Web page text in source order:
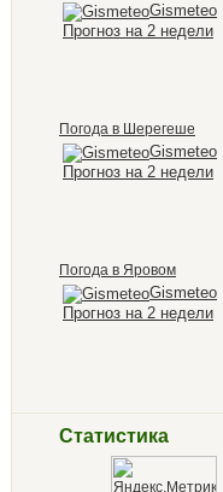
Gismeteo
Прогноз на 2 недели
Погода в Шерегеше
Gismeteo
Прогноз на 2 недели
Погода в Яровом
Gismeteo
Прогноз на 2 недели
Статистика